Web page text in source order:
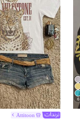
6
Attitoon